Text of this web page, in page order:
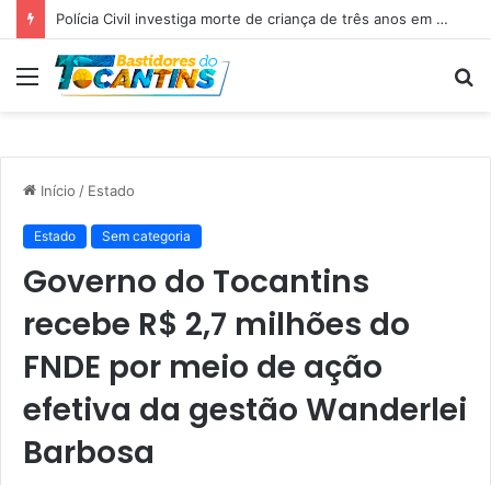
Professora Dorinha lidera disputa pelo Governo do Tocantins com 37,4% das intenções de voto, aponta pesquisa
Menu
Início / Estado
Estado Sem categoria
Governo do Tocantins
recebe R$ 2,7 milhões do
FNDE por meio de ação
efetiva da gestão Wanderlei
Barbosa